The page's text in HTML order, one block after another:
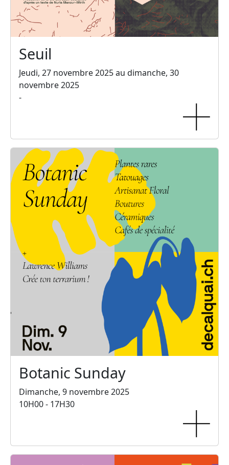
Seuil
Jeudi, 27 novembre 2025 au dimanche, 30
novembre 2025
-
Botanic Sunday
Dimanche, 9 novembre 2025
10H00 - 17H30